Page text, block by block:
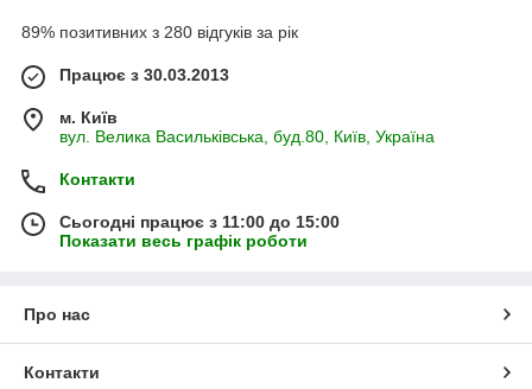
89% позитивних з 280 відгуків за рік
Працює з 30.03.2013
м. Київ
вул. Велика Васильківська, буд.80, Київ, Україна
Контакти
Сьогодні працює з 11:00 до 15:00
Показати весь графік роботи
Про нас
Контакти